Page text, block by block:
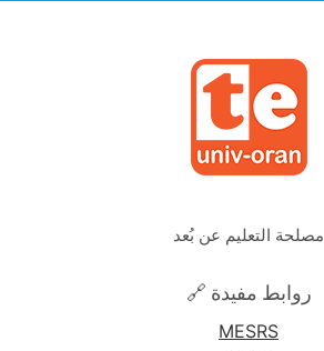
مصلحة التعليم عن بُعد
🔗 روابط مفيدة
MESRS